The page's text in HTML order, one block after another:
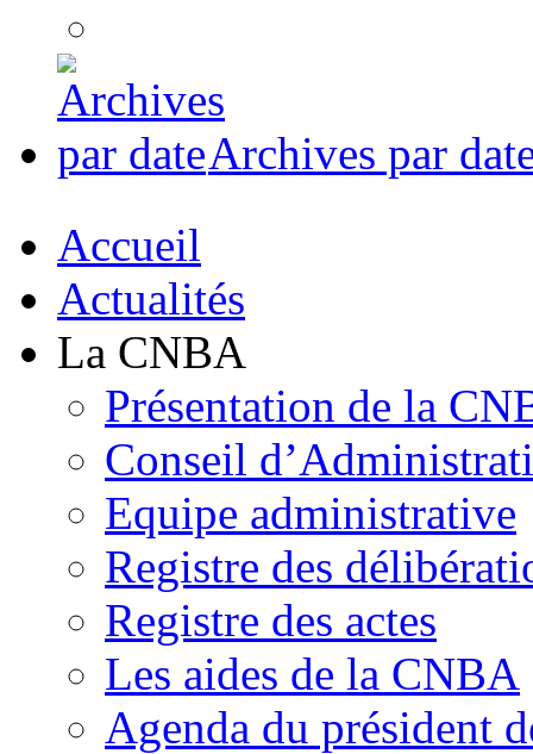
Archives par
Accueil
Actualités
La CNBA
Présentation de la
Conseil
Equipe administrative
Registre des
Registre des actes
Les aides de la CNBA
Agenda du président